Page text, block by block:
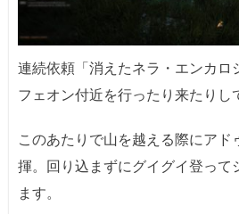
連続依頼「消えたネラ・エンカロ
フェオン付近を行ったり来たりし
このあたりで山を越える際にアド
揮。回り込まずにグイグイ登って
ます。